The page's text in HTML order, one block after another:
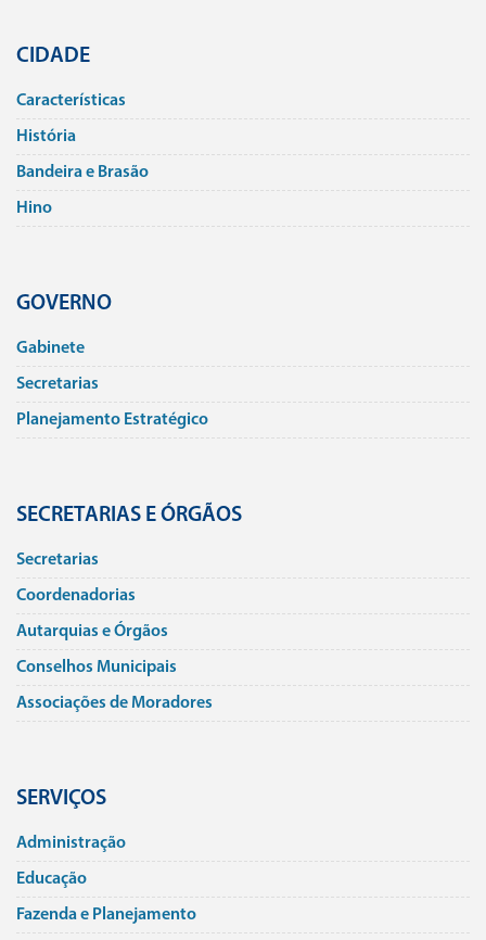
CIDADE
Caracterí­sticas
História
Bandeira e Brasão
Hino
GOVERNO
Gabinete
Secretarias
Planejamento Estratégico
SECRETARIAS E ÓRGÃOS
Secretarias
Coordenadorias
Autarquias e Órgãos
Conselhos Municipais
Associações de Moradores
SERVIÇOS
Administração
Educação
Fazenda e Planejamento